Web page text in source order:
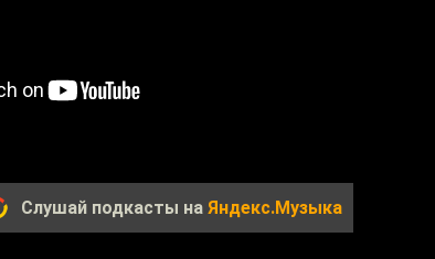
Слушай подкасты на Яндекс.Музыка